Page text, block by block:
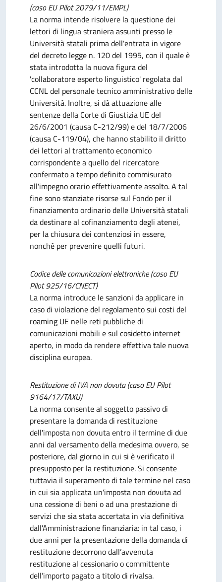
(caso EU Pilot 2079/11/EMPL)
La norma intende risolvere la questione dei
lettori di lingua straniera assunti presso le
Università statali prima dell'entrata in vigore
del decreto legge n. 120 del 1995, con il quale è
stata introdotta la nuova figura del
'collaboratore esperto linguistico' regolata dal
CCNL del personale tecnico amministrativo delle
Università. Inoltre, si dà attuazione alle
sentenze della Corte di Giustizia UE del
26/6/2001 (causa C-212/99) e del 18/7/2006
(causa C-119/04), che hanno stabilito il diritto
dei lettori al trattamento economico
corrispondente a quello del ricercatore
confermato a tempo definito commisurato
all'impegno orario effettivamente assolto. A tal
fine sono stanziate risorse sul Fondo per il
finanziamento ordinario delle Università statali
da destinare al cofinanziamento degli atenei,
per la chiusura dei contenziosi in essere,
nonché per prevenire quelli futuri.
Codice delle comunicazioni elettroniche (caso EU
Pilot 925/16/CNECT)
La norma introduce le sanzioni da applicare in
caso di violazione del regolamento sui costi del
roaming UE nelle reti pubbliche di
comunicazioni mobili e sul cosidetto internet
aperto, in modo da rendere effettiva tale nuova
disciplina europea.
Restituzione di IVA non dovuta (caso EU Pilot
9164/17/TAXU)
La norma consente al soggetto passivo di
presentare la domanda di restituzione
dell'imposta non dovuta entro il termine di due
anni dal versamento della medesima ovvero, se
posteriore, dal giorno in cui si è verificato il
presupposto per la restituzione. Si consente
tuttavia il superamento di tale termine nel caso
in cui sia applicata un'imposta non dovuta ad
una cessione di beni o ad una prestazione di
servizi che sia stata accertata in via definitiva
dall'Amministrazione finanziaria: in tal caso, i
due anni per la presentazione della domanda di
restituzione decorrono dall’avvenuta
restituzione al cessionario o committente
dell’importo pagato a titolo di rivalsa.